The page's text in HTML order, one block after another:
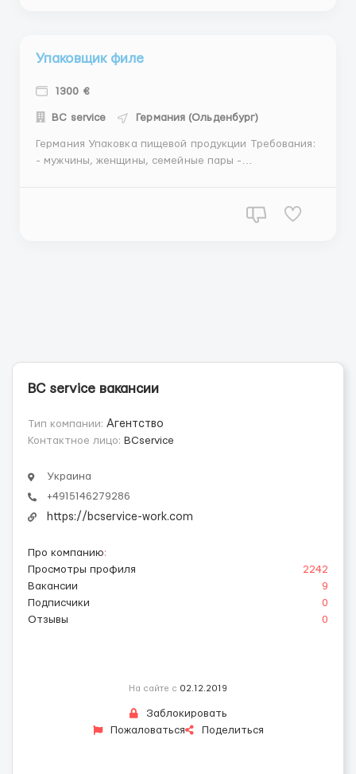
Упаковщик филе
1300 €
BC service Германия (Ольденбург)
Германия Упаковка пищевой продукции Требования:
- мужчины, женщины, семейные пары -
BC service вакансии
Тип компании: Агентство
Контактное лицо: BCservice
Украина
+4915146279286
https://bcservice-work.com
Про компанию:
Просмотры профиля
2242
Вакансии
9
Подписчики
0
Отзывы
0
На сайте с 02.12.2019
Заблокировать
Пожаловаться
Поделиться